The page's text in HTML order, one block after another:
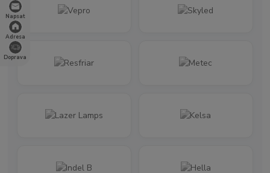
Napsat
Adresa
Doprava